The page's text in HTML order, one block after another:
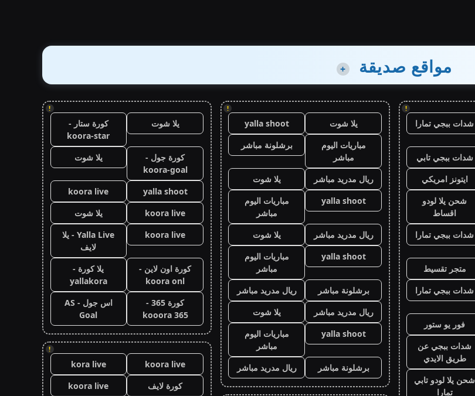
مواقع صديقة +
!
شدات ببجي تمارا
شدات ببجي تابي
ايتونز امريكي
شحن يلا لودو
اقساط
شدات ببجي تمارا
متجر تقسيط
شدات ببجي تمارا
فور يو ستور
شدات ببجي عن
طريق الايدي
شحن يلا لودو تابي
تمارا
!
يلا شوت
yalla shoot
مباريات اليوم
مباشر
برشلونة مباشر
ريال مدريد مباشر
يلا شوت
yalla shoot
مباريات اليوم
مباشر
ريال مدريد مباشر
يلا شوت
yalla shoot
مباريات اليوم
مباشر
برشلونة مباشر
ريال مدريد مباشر
ريال مدريد مباشر
يلا شوت
yalla shoot
مباريات اليوم
مباشر
برشلونة مباشر
ريال مدريد مباشر
!
يلا شوت
كورة ستار -
koora-star
كورة جول -
koora-goal
يلا شوت
yalla shoot
koora live
koora live
يلا شوت
koora live
Yalla Live - يلا
لايف
كورة اون لاين -
koora onl
يلا كورة -
yallakora
كورة 365 -
kooora 365
اس جول - AS
Goal
!
koora live
kora live
كورة لايف
koora live